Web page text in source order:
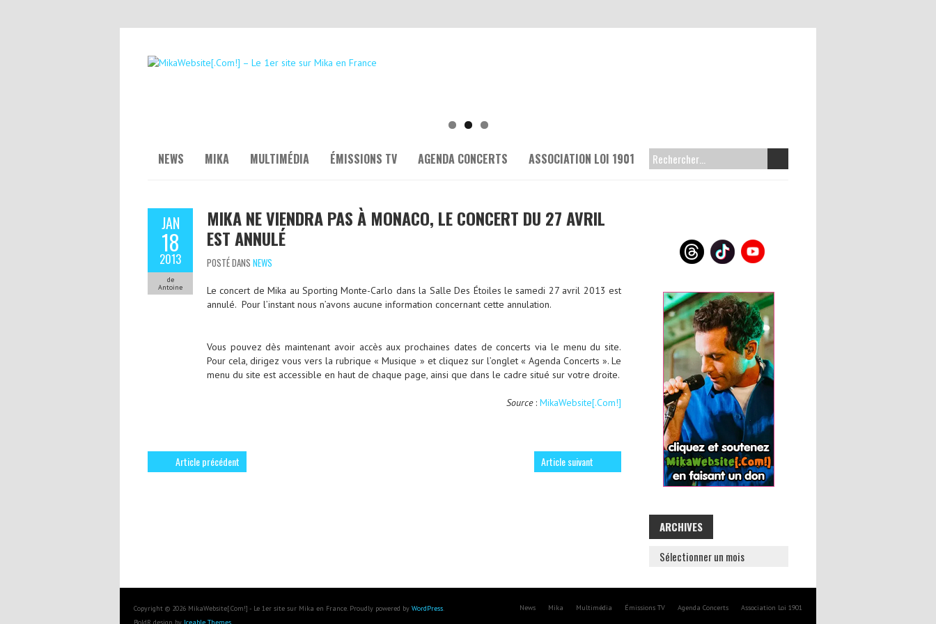
NEWS MIKA MULTIMÉDIA ÉMISSIONS TV AGENDA CONCERTS ASSOCIATION LOI 1901 RECHERCHER :
JAN
18
2013
de
Antoine
MIKA NE VIENDRA PAS À MONACO, LE CONCERT DU 27 AVRIL
EST ANNULÉ
POSTÉ DANS NEWS
Le concert de Mika au Sporting Monte-Carlo dans la Salle Des Étoiles le samedi 27 avril 2013 est
annulé. Pour l’instant nous n’avons aucune information concernant cette annulation.
Vous pouvez dès maintenant avoir accès aux prochaines dates de concerts via le menu du site.
Pour cela, dirigez vous vers la rubrique « Musique » et cliquez sur l’onglet « Agenda Concerts ». Le
menu du site est accessible en haut de chaque page, ainsi que dans le cadre situé sur votre droite.
Source: MikaWebsite[.Com!]
Article précédent Article suivant
ARCHIVES
ARCHIVES
Copyright © 2026 MikaWebsite[.Com!] - Le 1er site sur Mika en France. Proudly powered by WordPress.
News Mika Multimédia Émissions TV Agenda Concerts Association Loi 1901